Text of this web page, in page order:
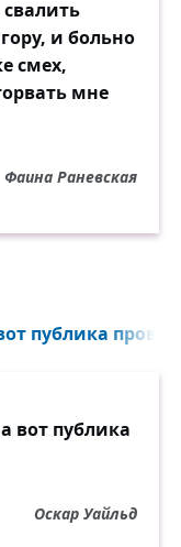
свалить
и больно
смех,
мне
Фаина Раневская
публика
вот публика
Оскар Уайльд